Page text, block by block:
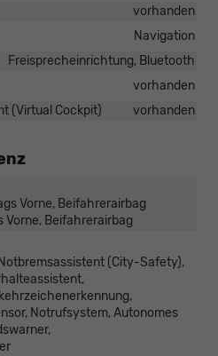
vorhanden
Navigation
Freisprecheinrichtung, Bluetooth
vorhanden
(Virtual Cockpit)
vorhanden
Vorne, Beifahrerairbag
Vorne, Beifahrerairbag
(City-Safety),
Notrufsystem, Autonomes